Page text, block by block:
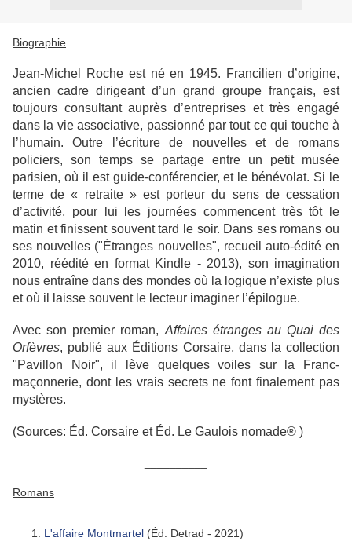
Biographie
Jean-Michel Roche est né en 1945. Francilien d’origine,
ancien cadre dirigeant d’un grand groupe français, est
toujours consultant auprès d’entreprises et très engagé
dans la vie associative, passionné par tout ce qui touche à
l’humain. Outre l’écriture de nouvelles et de romans
policiers, son temps se partage entre un petit musée
parisien, où il est guide-conférencier, et le bénévolat. Si le
terme de « retraite » est porteur du sens de cessation
d’activité, pour lui les journées commencent très tôt le
matin et finissent souvent tard le soir. Dans ses romans ou
ses nouvelles ("Étranges nouvelles", recueil auto-édité en
2010, réédité en format Kindle - 2013), son imagination
nous entraîne dans des mondes où la logique n’existe plus
et où il laisse souvent le lecteur imaginer l’épilogue.
Avec son premier roman, Affaires étranges au Quai des
Orfèvres, publié aux Éditions Corsaire, dans la collection
"Pavillon Noir", il lève quelques voiles sur la Franc-
maçonnerie, dont les vrais secrets ne font finalement pas
mystères.
(Sources: Éd. Corsaire et Éd. Le Gaulois nomade® )
Romans
L'affaire Montmartel (Éd. Detrad - 2021)